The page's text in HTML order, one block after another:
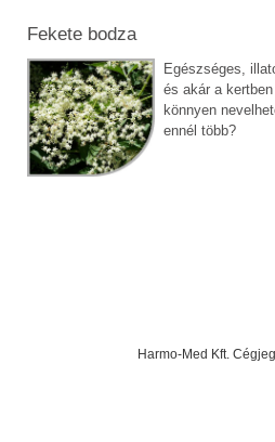
Fekete bodza
Egészséges,
és akár a
könnyen
ennél több?
Harmo-Med Kft.